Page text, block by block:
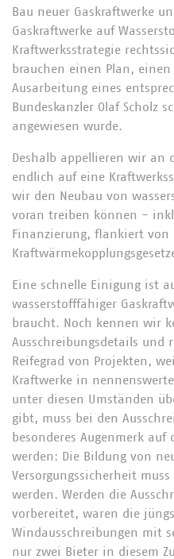
Bau neuer Gaskraftwerke
Gaskraftwerke auf
Kraftwerksstrategie
brauchen einen Plan,
Ausarbeitung eines
Bundeskanzler Olaf Scholz
angewiesen wurde.
Deshalb appellieren wir an
endlich auf eine
wir den Neubau von
voran treiben können -
Finanzierung, flankiert von
Eine schnelle Einigung ist
wasserstofffähiger
braucht. Noch kennen wir
Ausschreibungsdetails und
Reifegrad von Projekten,
Kraftwerke in
unter diesen Umständen
gibt, muss bei den
besonderes Augenmerk
werden: Die Bildung von
Versorgungssicherheit
werden. Werden die
vorbereitet, waren die
Windausschreibungen mit
nur zwei Bieter in diesem